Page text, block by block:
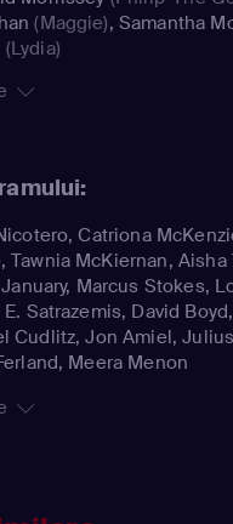
(Maggie), Samantha
(Lydia)
Catriona
Tawnia McKiernan, Aisha
Marcus Stokes,
Satrazemis, David
Cudlitz, Jon Amiel, Julius
Meera Menon